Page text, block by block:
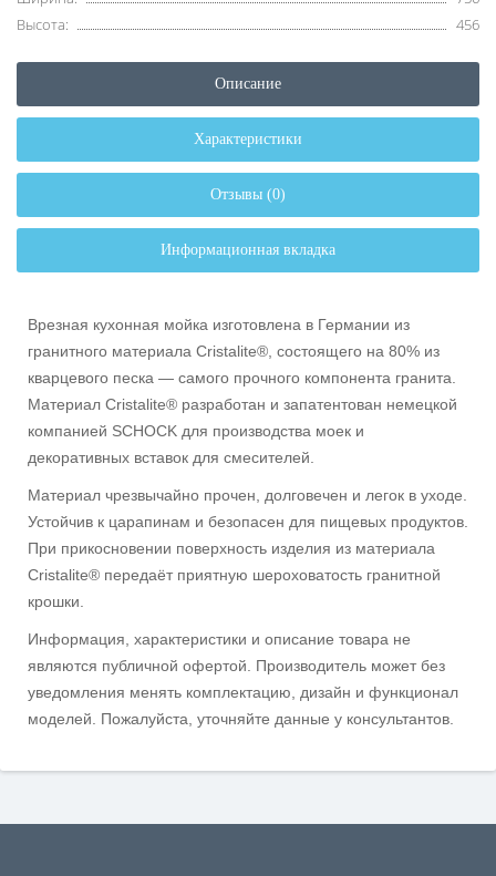
Высота:
456
Описание
Характеристики
Отзывы (0)
Информационная вкладка
Врезная кухонная мойка изготовлена в Германии из
гранитного материала Cristalite®, состоящего на 80% из
кварцевого песка — самого прочного компонента гранита.
Материал Cristalite® разработан и запатентован немецкой
компанией SCHOCK для производства моек и
декоративных вставок для смесителей.
Материал чрезвычайно прочен, долговечен и легок в уходе.
Устойчив к царапинам и безопасен для пищевых продуктов.
При прикосновении поверхность изделия из материала
Cristalite® передаёт приятную шероховатость гранитной
крошки.
Информация, характеристики и описание товара не
являются публичной офертой. Производитель может без
уведомления менять комплектацию, дизайн и функционал
моделей. Пожалуйста, уточняйте данные у консультантов.